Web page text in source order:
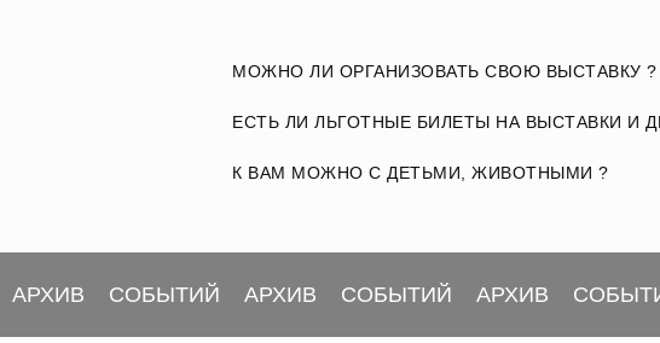
МОЖНО ЛИ ОРГАНИЗОВАТЬ СВОЮ ВЫСТАВКУ ?
ЕСТЬ ЛИ ЛЬГОТНЫЕ БИЛЕТЫ НА ВЫСТАВКИ И
К ВАМ МОЖНО С ДЕТЬМИ, ЖИВОТНЫМИ ?
АРХИВ СОБЫТИЙ АРХИВ СОБЫТИЙ АРХИВ